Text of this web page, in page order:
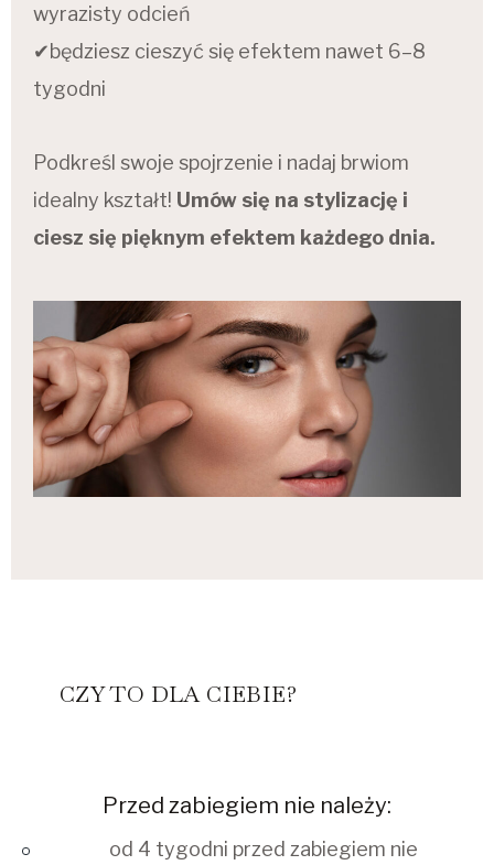
wyrazisty odcień
✔będziesz cieszyć się efektem nawet 6–8
tygodni
Podkreśl swoje spojrzenie i nadaj brwiom
idealny kształt! Umów się na stylizację i
ciesz się pięknym efektem każdego dnia.
CZY TO DLA CIEBIE?
Przed zabiegiem nie należy:
od 4 tygodni przed zabiegiem nie